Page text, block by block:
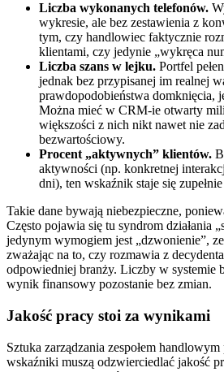
Liczba wykonanych telefonów.
wykresie, ale bez zestawienia z
tym, czy handlowiec faktycznie
klientami, czy jedynie „wykręca
Liczba szans w lejku. Portfel
jednak bez przypisanej im realnej
prawdopodobieństwa domknięcia,
Można mieć w CRM-ie otwarty
większości z nich nikt nawet nie
bezwartościowy.
Procent „aktywnych” klientów.
aktywności (np. konkretnej
dni), ten wskaźnik staje się
Takie dane bywają niebezpieczne,
Często pojawia się tu syndrom działania
jedynym wymogiem jest „dzwonienie”,
zważając na to, czy rozmawia z
odpowiedniej branży. Liczby w systemie
wynik finansowy pozostanie bez zmian.
Jakość pracy stoi za wynikami
Sztuka zarządzania zespołem
wskaźniki muszą odzwierciedlać jakość